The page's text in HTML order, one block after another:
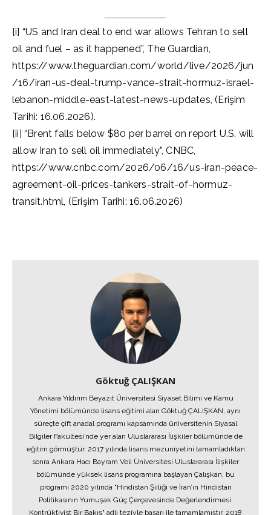
[i] “US and Iran deal to end war allows Tehran to sell
oil and fuel – as it happened”, The Guardian,
https://www.theguardian.com/world/live/2026/jun
/16/iran-us-deal-trump-vance-strait-hormuz-israel-
lebanon-middle-east-latest-news-updates, (Erişim
Tarihi: 16.06.2026).
[ii] “Brent falls below $80 per barrel on report U.S. will
allow Iran to sell oil immediately”, CNBC,
https://www.cnbc.com/2026/06/16/us-iran-peace-
agreement-oil-prices-tankers-strait-of-hormuz-
transit.html, (Erişim Tarihi: 16.06.2026)
Göktuğ ÇALIŞKAN
Ankara Yıldırım Beyazıt Üniversitesi Siyaset Bilimi ve Kamu
Yönetimi bölümünde lisans eğitimi alan Göktuğ ÇALIŞKAN, aynı
süreçte çift anadal programı kapsamında üniversitenin Siyasal
Bilgiler Fakültesi’nde yer alan Uluslararası İlişkiler bölümünde de
eğitim görmüştür. 2017 yılında lisans mezuniyetini tamamladıktan
sonra Ankara Hacı Bayram Veli Üniversitesi Uluslararası İlişkiler
bölümünde yüksek lisans programına başlayan Çalışkan, bu
programı 2020 yılında "Hindistan Şiiliği ve İran’ın Hindistan
Politikasının Yumuşak Güç Çerçevesinde Değerlendirmesi:
Kontrüktivist Bir Bakış" adlı teziyle başarı ile tamamlamıştır. 2018